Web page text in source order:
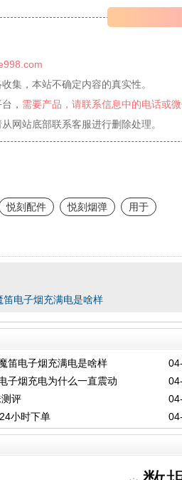
集，本站不确定内容的真实性。
， 需要产品，请联系信息中的电话或
网站底部联系客服进行删除处理。
悦刻配件 悦刻烟弹 用于
电子烟充满电是啥样
笛电子烟充满电是啥样
子烟充电为什么一直震动
评
小时下单